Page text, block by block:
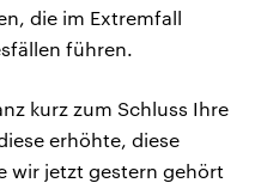
die im Extremfall
führen.
kurz zum Schluss Ihre
erhöhte, diese
wir jetzt gestern gehört